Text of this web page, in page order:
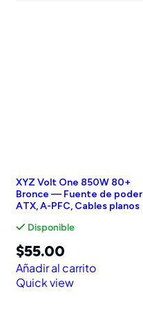
XYZ Volt One 850W 80+
Bronce — Fuente de poder
ATX, A-PFC, Cables planos
Disponible
$55.00
Añadir al carrito
Quick view